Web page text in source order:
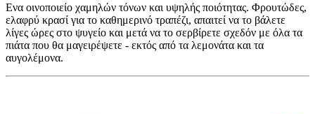
Ενα οινοποιείο χαμηλών τόνων και υψηλής ποιότητας. Φρουτώδες,
ελαφρύ κρασί για το καθημερινό τραπέζι, απαιτεί να το βάλετε
λίγες ώρες στο ψυγείο και μετά να το σερβίρετε σχεδόν με όλα τα
πιάτα που θα μαγειρέψετε - εκτός από τα λεμονάτα και τα
αυγολέμονα.